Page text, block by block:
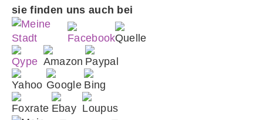
sie finden uns auch bei